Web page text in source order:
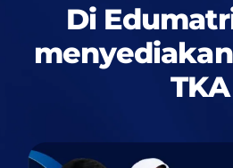
Di
menyediakan
TKA